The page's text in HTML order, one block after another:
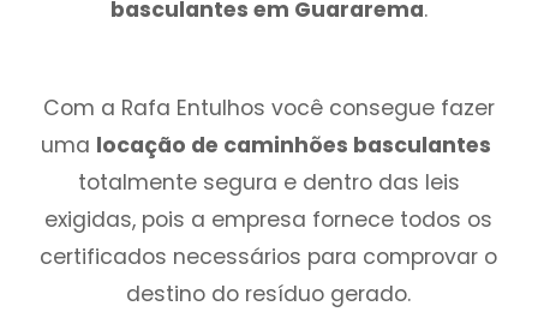
basculantes em Guararema.
Com a Rafa Entulhos você consegue fazer
uma locação de caminhões basculantes
totalmente segura e dentro das leis
exigidas, pois a empresa fornece todos os
certificados necessários para comprovar o
destino do resíduo gerado.